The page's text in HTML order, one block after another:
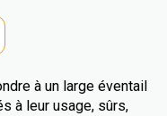
à un large éventail
à leur usage, sûrs,